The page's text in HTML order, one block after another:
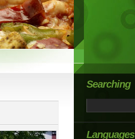
Languages
Searching